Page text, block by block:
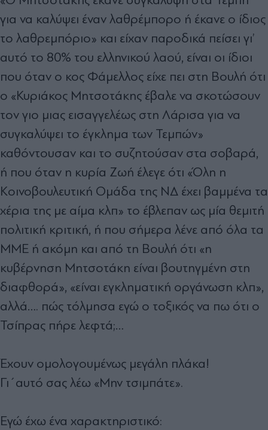
για να καλύψει έναν λαθρέμπορο ή έκανε ο ίδιος
το λαθρεμπόριο» και είχαν παροδικά πείσει γι’
αυτό το 80% του ελληνικού λαού, είναι οι ίδιοι
που όταν ο κος Φάμελλος είχε πει στη Βουλή ότι
ο «Κυριάκος Μητσοτάκης έβαλε να σκοτώσουν
τον γιο μιας εισαγγελέως στη Λάρισα για να
συγκαλύψει το έγκλημα των Τεμπών»
καθόντουσαν και το συζητούσαν στα σοβαρά,
ή που όταν η κυρία Ζωή έλεγε ότι «Όλη η
Κοινοβουλευτική Ομάδα της ΝΔ έχει βαμμένα τα
χέρια της με αίμα κλπ» το έβλεπαν ως μία θεμιτή
πολιτική κριτική, ή που σήμερα λένε από όλα τα
ΜΜΕ ή ακόμη και από τη Βουλή ότι «η
κυβέρνηση Μητσοτάκη είναι βουτηγμένη στη
διαφθορά», «είναι εγκληματική οργάνωση κλπ»,
αλλά…. πώς τόλμησα εγώ ο τοξικός να πω ότι ο
Τσίπρας πήρε λεφτά;…
Έχουν ομολογουμένως μεγάλη πλάκα!
Γι´αυτό σας λέω «Μην τσιμπάτε».
Εγώ έχω ένα χαρακτηριστικό: